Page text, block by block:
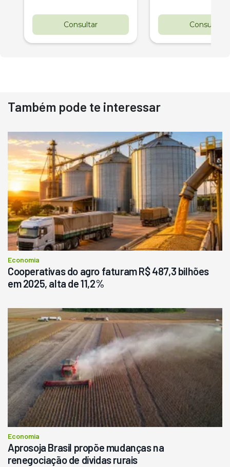
Consultar Consultar
Também pode te interessar
Economia
Cooperativas do agro faturam R$ 487,3 bilhões
em 2025, alta de 11,2%
Economia
Aprosoja Brasil propõe mudanças na
renegociação de dívidas rurais